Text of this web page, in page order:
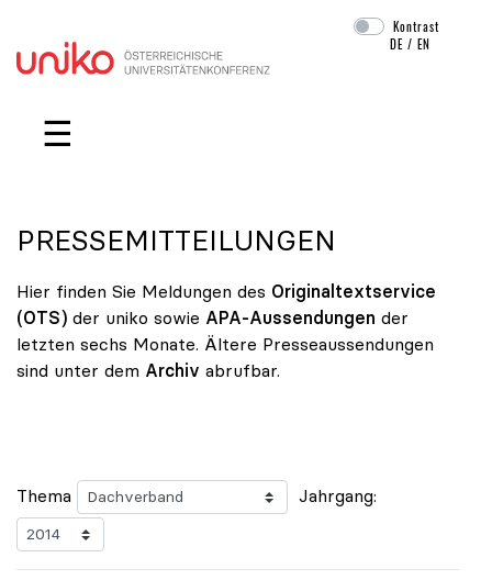
Navigation überspringen
Kontrast
DE /EN
☰
PRESSEMITTEILUNGEN
Hier finden Sie Meldungen des Originaltextservice
(OTS) der uniko sowie APA-Aussendungen der
letzten sechs Monate. Ältere Presseaussendungen
sind unter dem Archiv abrufbar.
Thema Jahrgang: